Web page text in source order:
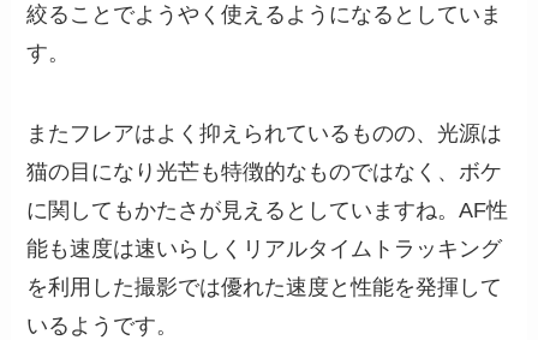
絞ることでようやく使えるようになるとしていま
す。
またフレアはよく抑えられているものの、光源は
猫の目になり光芒も特徴的なものではなく、ボケ
に関してもかたさが見えるとしていますね。AF性
能も速度は速いらしくリアルタイムトラッキング
を利用した撮影では優れた速度と性能を発揮して
いるようです。